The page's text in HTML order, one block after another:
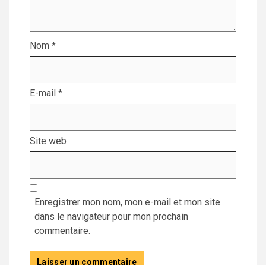
Nom *
E-mail *
Site web
Enregistrer mon nom, mon e-mail et mon site
dans le navigateur pour mon prochain
commentaire.